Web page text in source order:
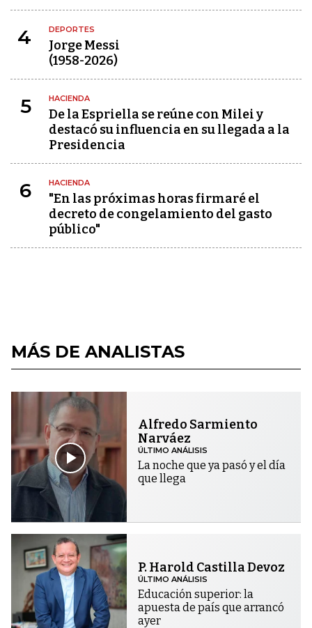
4 DEPORTES
Jorge Messi
(1958-2026)
5 HACIENDA
De la Espriella se reúne con Milei y
destacó su influencia en su llegada a la
Presidencia
6 HACIENDA
"En las próximas horas firmaré el
decreto de congelamiento del gasto
público"
MÁS DE ANALISTAS
Alfredo Sarmiento
Narváez
ÚLTIMO ANÁLISIS
La noche que ya pasó y el día
que llega
P. Harold Castilla Devoz
ÚLTIMO ANÁLISIS
Educación superior: la
apuesta de país que arrancó
ayer